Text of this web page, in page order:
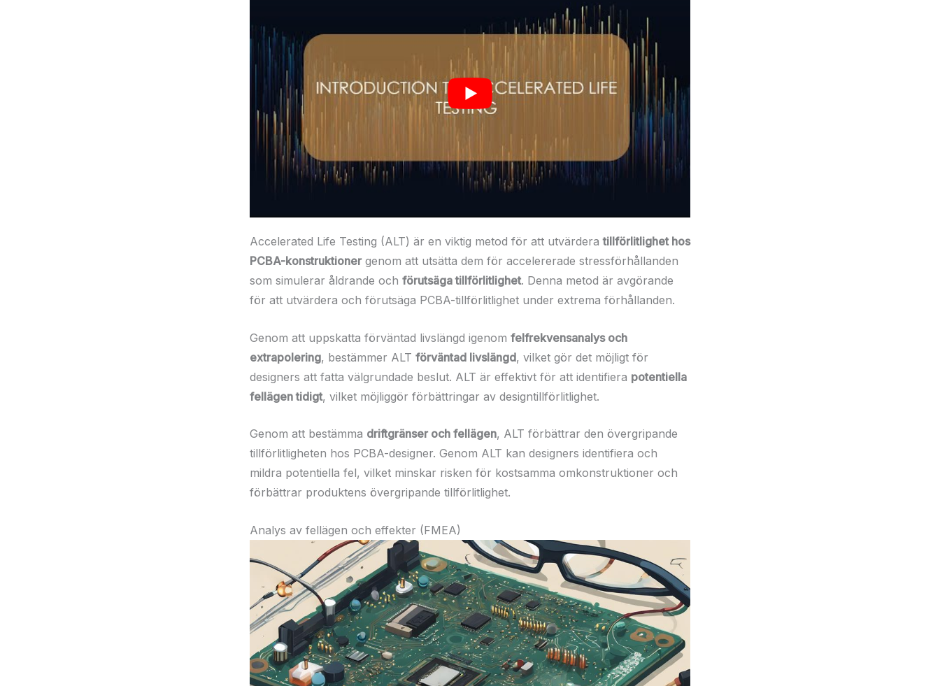
Accelerated Life Testing (ALT) är en viktig metod för att utvärderatillförlitlighet hos
PCBA-konstruktioner genom att utsätta dem för accelererade stressförhållanden
som simulerar åldrande och förutsäga tillförlitlighet. Denna metod är avgörande
för att utvärdera och förutsäga PCBA-tillförlitlighet under extrema förhållanden.
Genom att uppskatta förväntad livslängd igenom felfrekvensanalys och
extrapolering, bestämmer ALT förväntad livslängd, vilket gör det möjligt för
designers att fatta välgrundade beslut. ALT är effektivt för att identifiera potentiella
fellägen tidigt, vilket möjliggör förbättringar av designtillförlitlighet.
Genom att bestämma driftgränser och fellägen, ALT förbättrar den övergripande
tillförlitligheten hos PCBA-designer. Genom ALT kan designers identifiera och
mildra potentiella fel, vilket minskar risken för kostsamma omkonstruktioner och
förbättrar produktens övergripande tillförlitlighet.
Analys av fellägen och effekter (FMEA)